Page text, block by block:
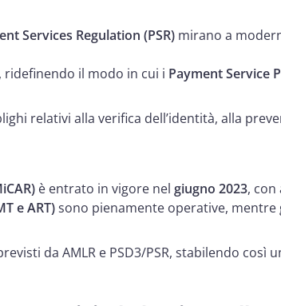
Services Regulation (PSR) mirano a
, ridefinendo il modo in cui i Payment Service
relativi alla verifica dell’identità, alla
è entrato in vigore nel giugno 2023, con
e ART)sono pienamente operative,
da AMLR e PSD3/PSR, stabilendo